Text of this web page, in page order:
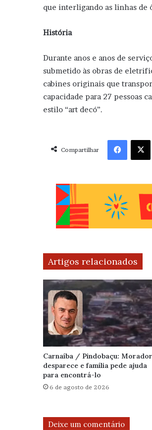
que interligando as linhas de
História
Durante anos e anos de
submetido às obras de
cabines originais que
capacidade para 27 pessoas
estilo “art decó”.
Compartilhar
Facebook
Artigos relacionados
Carnaíba / Pindobaçu: Morador
desparece e família pede ajuda
para encontrá-lo
6 de agosto de 2026
Deixe um comentário